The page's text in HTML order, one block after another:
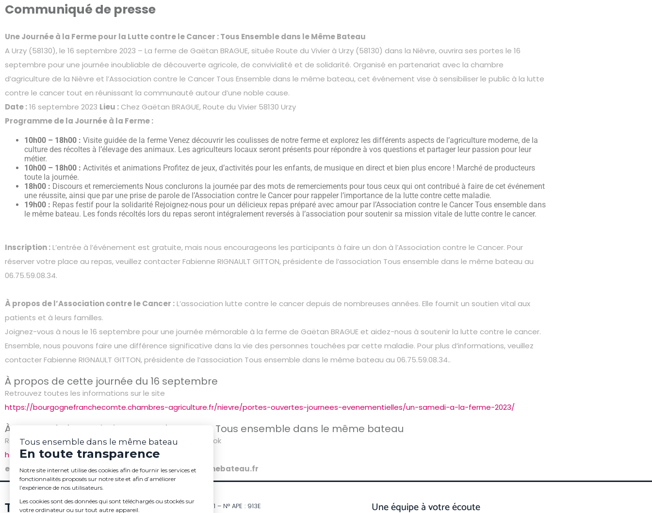
Communiqué de presse
Une Journée à la Ferme pour la Lutte contre le Cancer : Tous Ensemble dans le Même Bateau
A Urzy (58130), le 16 septembre 2023 – La ferme de Gaëtan BRAGUE, située Route du Vivier à Urzy (58130) dans la Nièvre, ouvrira ses portes le 16
septembre pour une journée inoubliable de découverte agricole, de convivialité et de solidarité. Organisé en partenariat avec la chambre
d’agriculture de la Nièvre et l’Association contre le Cancer Tous Ensemble dans le même bateau, cet événement vise à sensibiliser le public à la lutte
contre le cancer tout en réunissant la communauté autour d’une noble cause.
Date :16 septembre 2023 Lieu : Chez Gaëtan BRAGUE, Route du Vivier 58130 Urzy
Programme de la Journée à la Ferme :
10h00 – 18h00 : Visite guidée de la ferme Venez découvrir les coulisses de notre ferme et explorez les différents aspects de l’agriculture moderne, de la
culture des récoltes à l’élevage des animaux. Les agriculteurs locaux seront présents pour répondre à vos questions et partager leur passion pour leur
métier.
10h00 – 18h00 : Activités et animations Profitez de jeux, d’activités pour les enfants, de musique en direct et bien plus encore ! Marché de producteurs
toute la journée.
18h00 : Discours et remerciements Nous conclurons la journée par des mots de remerciements pour tous ceux qui ont contribué à faire de cet événement
une réussite, ainsi que par une prise de parole de l’Association contre le Cancer pour rappeler l’importance de la lutte contre cette maladie.
19h00 : Repas festif pour la solidarité Rejoignez-nous pour un délicieux repas préparé avec amour par l’Association contre le Cancer Tous ensemble dans
le même bateau. Les fonds récoltés lors du repas seront intégralement reversés à l’association pour soutenir sa mission vitale de lutte contre le cancer.
Inscription :L’entrée à l’événement est gratuite, mais nous encourageons les participants à faire un don à l’Association contre le Cancer. Pour
réserver votre place au repas, veuillez contacter Fabienne RIGNAULT GITTON, présidente de l’association Tous ensemble dans le même bateau au
06.75.59.08.34.
À propos de l’Association contre le Cancer :L’association lutte contre le cancer depuis de nombreuses années. Elle fournit un soutien vital aux
patients et à leurs familles.
Joignez-vous à nous le 16 septembre pour une journée mémorable à la ferme de Gaëtan BRAGUE et aidez-nous à soutenir la lutte contre le cancer.
Ensemble, nous pouvons faire une différence significative dans la vie des personnes touchées par cette maladie. Pour plus d’informations, veuillez
contacter Fabienne RIGNAULT GITTON, présidente de l’association Tous ensemble dans le même bateau au 06.75.59.08.34..
À propos de cette journée du 16 septembre
Retrouvez toutes les informations sur le site
https://bourgognefranchecomte.chambres-agriculture.fr/nievre/portes-ouvertes-journees-evenementielles/un-samedi-a-la-ferme-2023/
À propos de l’Association contre le Cancer Tous ensemble dans le même bateau
Retrouvez toutes les informations sur notre page facebook
https://www.facebook.com/temb2002
et notre site internet : www.tousensembledanslememebateau.fr
Association loi 1901 – N° APE : 913E
Une équipe à votre écoute
Tous ensemble dans le même bateau
En toute transparence
Notre site internet utilise des cookies afin de fournir les services et
fonctionnalités proposés sur notre site et afin d’améliorer
l’expérience de nos utilisateurs.
Les cookies sont des données qui sont téléchargés ou stockés sur
votre ordinateur ou sur tout autre appareil.